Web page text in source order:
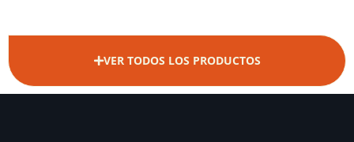
VER TODOS LOS PRODUCTOS